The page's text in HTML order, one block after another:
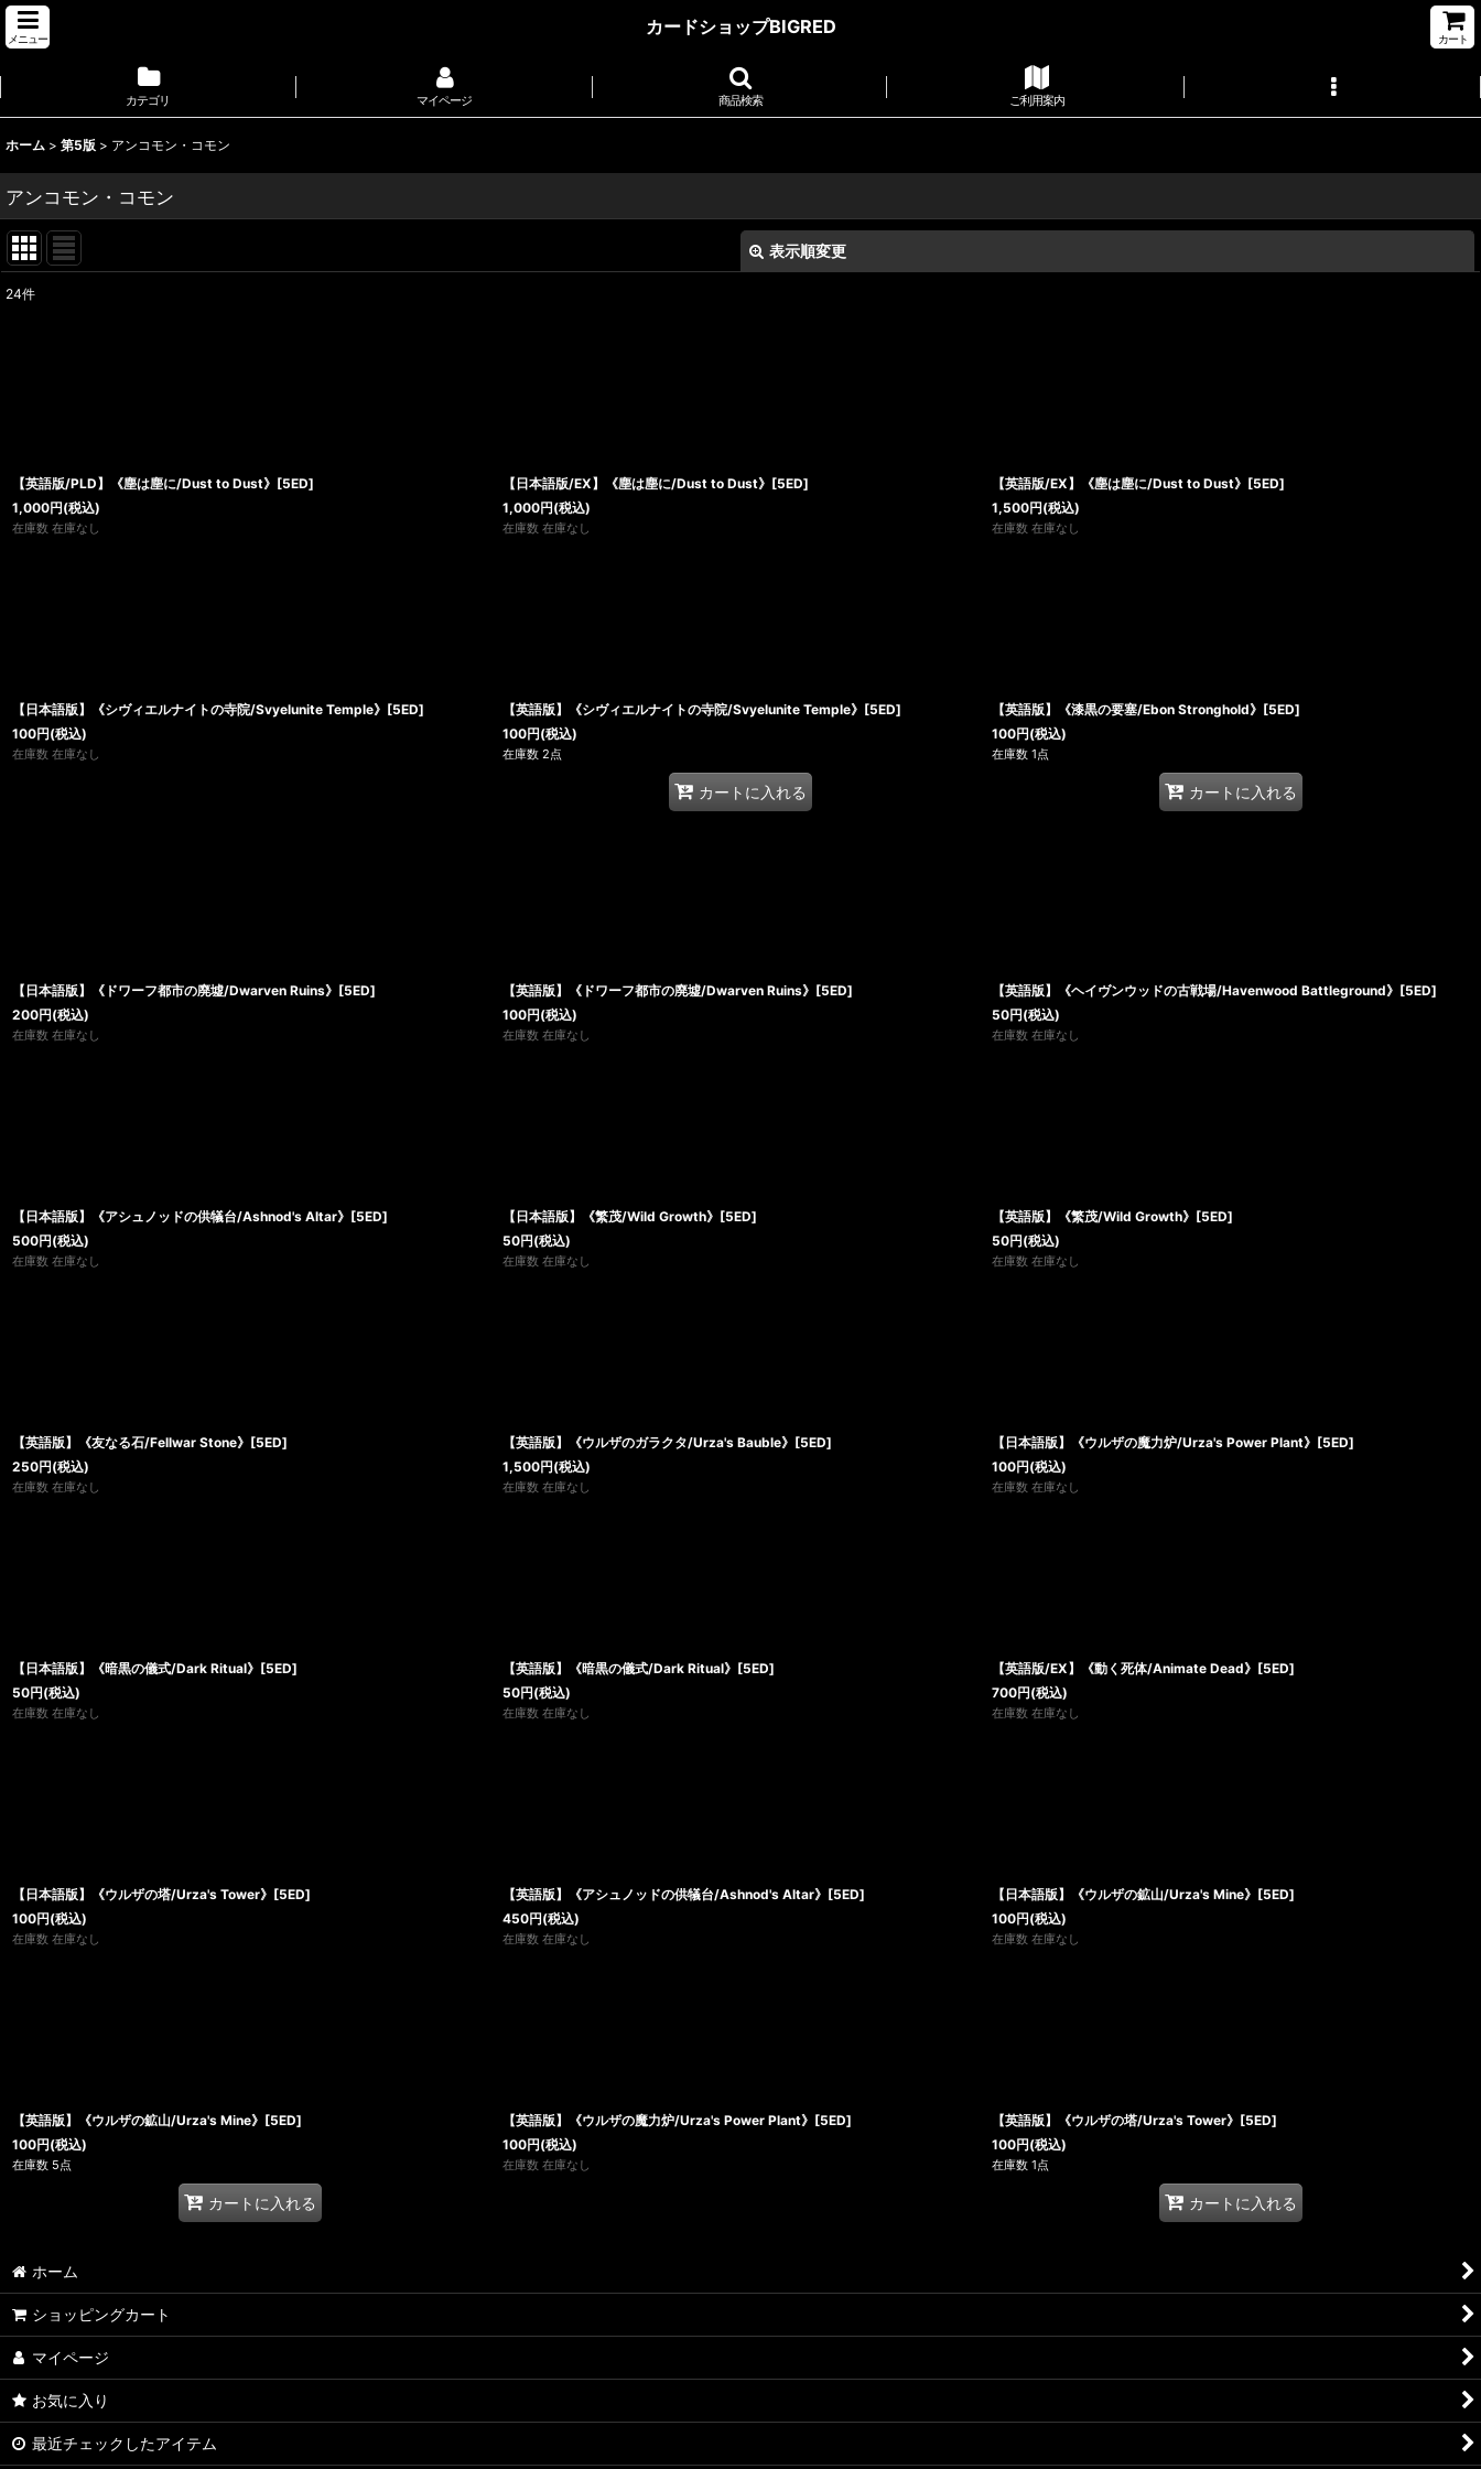
メニュー
カードショップBIGRED
カート
カテゴリ マイページ 商品検索 ご利用案内
ホーム > 第5版 > アンコモン・コモン
アンコモン・コモン
表示順変更
24件
【英語版/PLD】《塵は塵に/Dust to Dust》[5ED]
1,000円(税込)
在庫数 在庫なし
【日本語版/EX】《塵は塵に/Dust to Dust》[5ED]
1,000円(税込)
在庫数 在庫なし
【英語版/EX】《塵は塵に/Dust to Dust》[5ED]
1,500円(税込)
在庫数 在庫なし
【日本語版】《シヴィエルナイトの寺院/Svyelunite Temple》[5ED]
100円(税込)
在庫数 在庫なし
【英語版】《シヴィエルナイトの寺院/Svyelunite Temple》[5ED]
100円(税込)
在庫数 2点
カートに入れる
【英語版】《漆黒の要塞/Ebon Stronghold》[5ED]
100円(税込)
在庫数 1点
カートに入れる
【日本語版】《ドワーフ都市の廃墟/Dwarven Ruins》[5ED]
200円(税込)
在庫数 在庫なし
【英語版】《ドワーフ都市の廃墟/Dwarven Ruins》[5ED]
100円(税込)
在庫数 在庫なし
【英語版】《ヘイヴンウッドの古戦場/Havenwood Battleground》[5ED]
50円(税込)
在庫数 在庫なし
【日本語版】《アシュノッドの供犠台/Ashnod's Altar》[5ED]
500円(税込)
在庫数 在庫なし
【日本語版】《繁茂/Wild Growth》[5ED]
50円(税込)
在庫数 在庫なし
【英語版】《繁茂/Wild Growth》[5ED]
50円(税込)
在庫数 在庫なし
【英語版】《友なる石/Fellwar Stone》[5ED]
250円(税込)
在庫数 在庫なし
【英語版】《ウルザのガラクタ/Urza's Bauble》[5ED]
1,500円(税込)
在庫数 在庫なし
【日本語版】《ウルザの魔力炉/Urza's Power Plant》[5ED]
100円(税込)
在庫数 在庫なし
【日本語版】《暗黒の儀式/Dark Ritual》[5ED]
50円(税込)
在庫数 在庫なし
【英語版】《暗黒の儀式/Dark Ritual》[5ED]
50円(税込)
在庫数 在庫なし
【英語版/EX】《動く死体/Animate Dead》[5ED]
700円(税込)
在庫数 在庫なし
【日本語版】《ウルザの塔/Urza's Tower》[5ED]
100円(税込)
在庫数 在庫なし
【英語版】《アシュノッドの供犠台/Ashnod's Altar》[5ED]
450円(税込)
在庫数 在庫なし
【日本語版】《ウルザの鉱山/Urza's Mine》[5ED]
100円(税込)
在庫数 在庫なし
【英語版】《ウルザの鉱山/Urza's Mine》[5ED]
100円(税込)
在庫数 5点
カートに入れる
【英語版】《ウルザの魔力炉/Urza's Power Plant》[5ED]
100円(税込)
在庫数 在庫なし
【英語版】《ウルザの塔/Urza's Tower》[5ED]
100円(税込)
在庫数 1点
カートに入れる
ホーム
ショッピングカート
マイページ
お気に入り
最近チェックしたアイテム